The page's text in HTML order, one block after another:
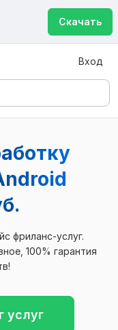
Скачать
Вход
фриланс-услуг.
100% гарантия
услуг